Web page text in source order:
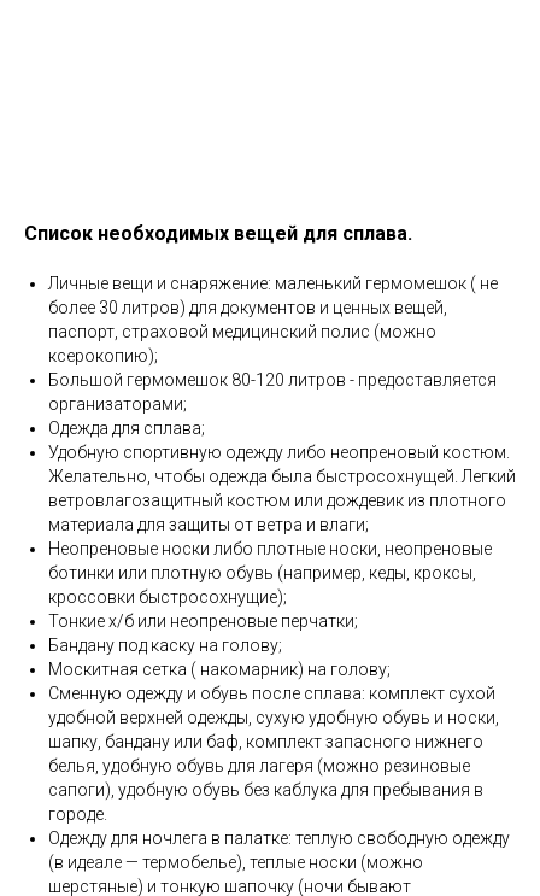
Список необходимых вещей для сплава.
Личные вещи и снаряжение: маленький гермомешок ( не
более 30 литров) для документов и ценных вещей,
паспорт, страховой медицинский полис (можно
ксерокопию);
Большой гермомешок 80-120 литров - предоставляется
организаторами;
Одежда для сплава;
Удобную спортивную одежду либо неопреновый костюм.
Желательно, чтобы одежда была быстросохнущей. Легкий
ветровлагозащитный костюм или дождевик из плотного
материала для защиты от ветра и влаги;
Неопреновые носки либо плотные носки, неопреновые
ботинки или плотную обувь (например, кеды, кроксы,
кроссовки быстросохнущие);
Тонкие х/б или неопреновые перчатки;
Бандану под каску на голову;
Москитная сетка ( накомарник) на голову;
Сменную одежду и обувь после сплава: комплект сухой
удобной верхней одежды, сухую удобную обувь и носки,
шапку, бандану или баф, комплект запасного нижнего
белья, удобную обувь для лагеря (можно резиновые
сапоги), удобную обувь без каблука для пребывания в
городе.
Одежду для ночлега в палатке: теплую свободную одежду
(в идеале — термобелье), теплые носки (можно
шерстяные) и тонкую шапочку (ночи бывают